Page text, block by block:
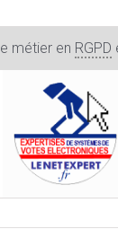
métier en RGPD